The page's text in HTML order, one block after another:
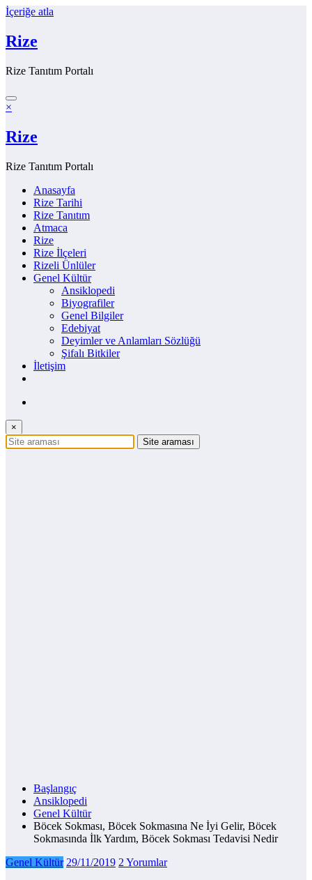
İçeriğe atla
Rize
Rize Tanıtım Portalı
×
Rize
Rize Tanıtım Portalı
Anasayfa
Rize Tarihi
Rize Tanıtım
Atmaca
Rize
Rize İlçeleri
Rizeli Ünlüler
Genel Kültür
Ansiklopedi
Biyografiler
Genel Bilgiler
Edebiyat
Deyimler ve Anlamları Sözlüğü
Şifalı Bitkiler
İletişim
×
Başlangıç
Ansiklopedi
Genel Kültür
Böcek Sokması, Böcek Sokmasına Ne İyi Gelir, Böcek
Sokmasında İlk Yardım, Böcek Sokması Tedavisi Nedir
Genel Kültür 29/11/2019 2 Yorumlar